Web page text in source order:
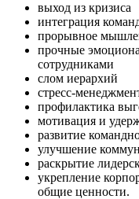
выход из кризиса
интеграция
прорывное
прочные
сотрудниками
слом иерархий
стресс-
профилактика
мотивация и
развитие
улучшение
раскрытие
укрепление
общие ценности.